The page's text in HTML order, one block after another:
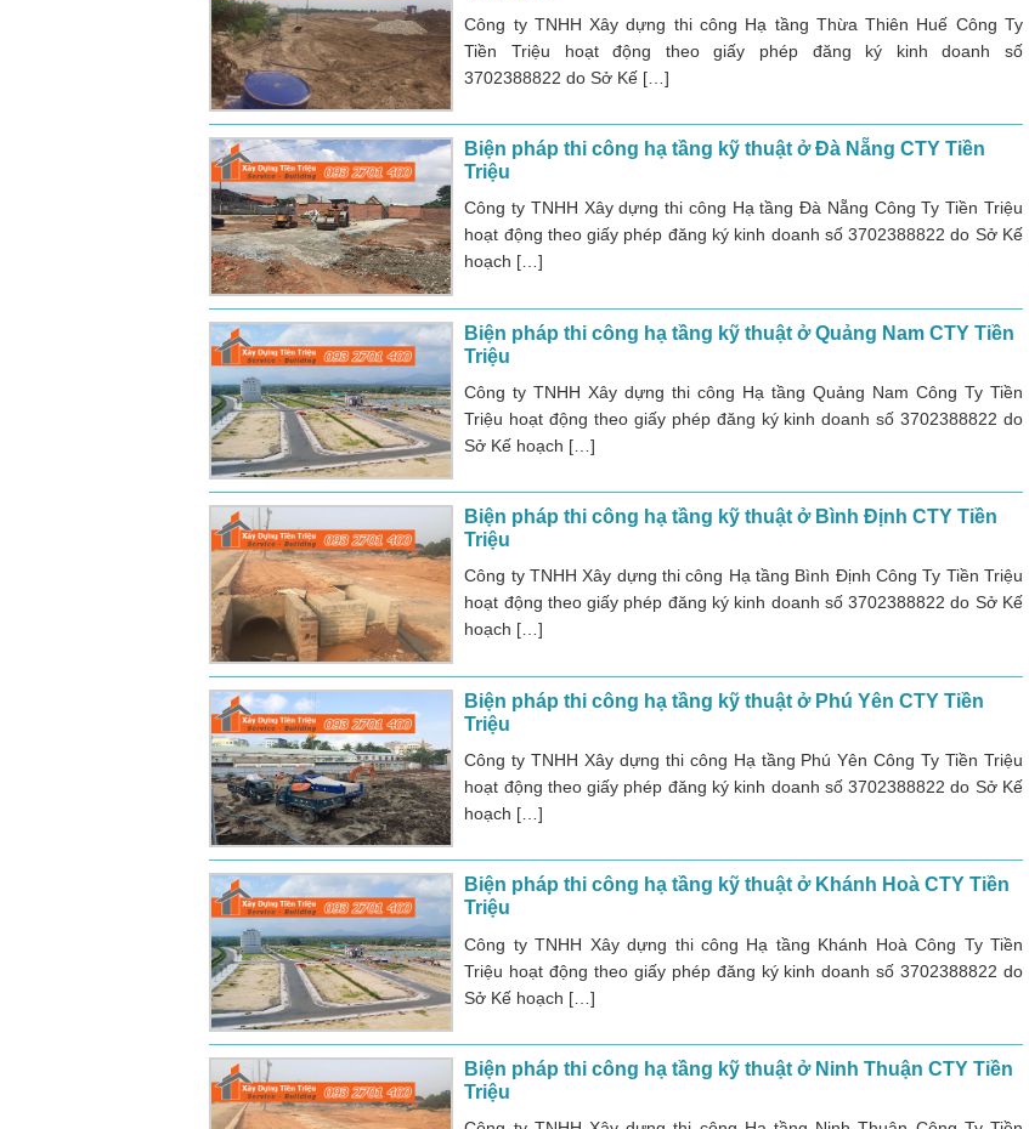
Công ty TNHH Xây dựng thi công Hạ tầng Thừa Thiên Huế Công Ty
Tiền Triệu hoạt động theo giấy phép đăng ký kinh doanh số
3702388822 do Sở Kế […]
Biện pháp thi công hạ tầng kỹ thuật ở Đà Nẵng CTY Tiền
Triệu
Công ty TNHH Xây dựng thi công Hạ tầng Đà Nẵng Công Ty Tiền Triệu
hoạt động theo giấy phép đăng ký kinh doanh số 3702388822 do Sở Kế
hoạch […]
Biện pháp thi công hạ tầng kỹ thuật ở Quảng Nam CTY Tiền
Triệu
Công ty TNHH Xây dựng thi công Hạ tầng Quảng Nam Công Ty Tiền
Triệu hoạt động theo giấy phép đăng ký kinh doanh số 3702388822 do
Sở Kế hoạch […]
Biện pháp thi công hạ tầng kỹ thuật ở Bình Định CTY Tiền
Triệu
Công ty TNHH Xây dựng thi công Hạ tầng Bình Định Công Ty Tiền Triệu
hoạt động theo giấy phép đăng ký kinh doanh số 3702388822 do Sở Kế
hoạch […]
Biện pháp thi công hạ tầng kỹ thuật ở Phú Yên CTY Tiền
Triệu
Công ty TNHH Xây dựng thi công Hạ tầng Phú Yên Công Ty Tiền Triệu
hoạt động theo giấy phép đăng ký kinh doanh số 3702388822 do Sở Kế
hoạch […]
Biện pháp thi công hạ tầng kỹ thuật ở Khánh Hoà CTY Tiền
Triệu
Công ty TNHH Xây dựng thi công Hạ tầng Khánh Hoà Công Ty Tiền
Triệu hoạt động theo giấy phép đăng ký kinh doanh số 3702388822 do
Sở Kế hoạch […]
Biện pháp thi công hạ tầng kỹ thuật ở Ninh Thuận CTY Tiền
Triệu